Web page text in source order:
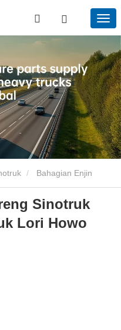
Bahagian Enjin
Sinotruk
Lori Howo